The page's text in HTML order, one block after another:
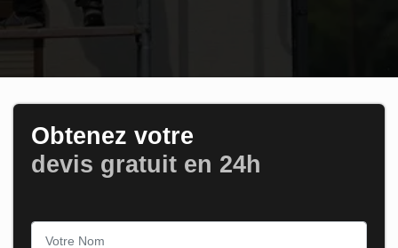
Obtenez votre
devis gratuit en 24h